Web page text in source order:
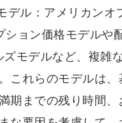
デル：アメリカンオ
ション価格モデルや
モデルなど、複雑
これらのモデルは、
期までの残り時間、